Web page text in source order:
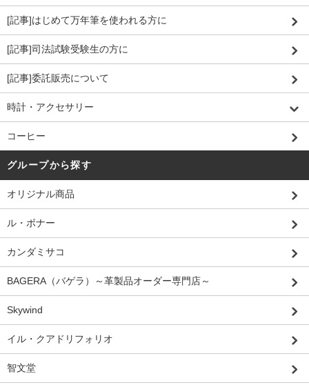
[記事]はじめて万年筆を使われる方に
[記事]司法試験受験生の方に
[記事]委託販売について
時計・アクセサリー
コーヒー
グループから探す
オリジナル商品
ル・ボナー
カンダミサコ
BAGERA（バゲラ）～革製品オーダー専門店～
Skywind
イル・クアドリフォリオ
智文堂